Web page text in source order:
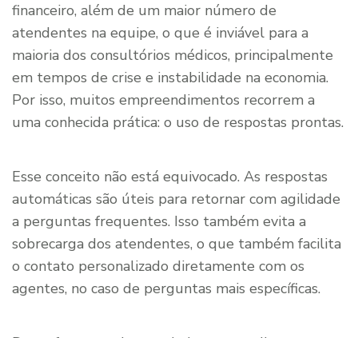
financeiro, além de um maior número de
atendentes na equipe, o que é inviável para a
maioria dos consultórios médicos, principalmente
em tempos de crise e instabilidade na economia.
Por isso, muitos empreendimentos recorrem a
uma conhecida prática: o uso de respostas prontas.
Esse conceito não está equivocado. As respostas
automáticas são úteis para retornar com agilidade
a perguntas frequentes. Isso também evita a
sobrecarga dos atendentes, o que também facilita
o contato personalizado diretamente com os
agentes, no caso de perguntas mais específicas.